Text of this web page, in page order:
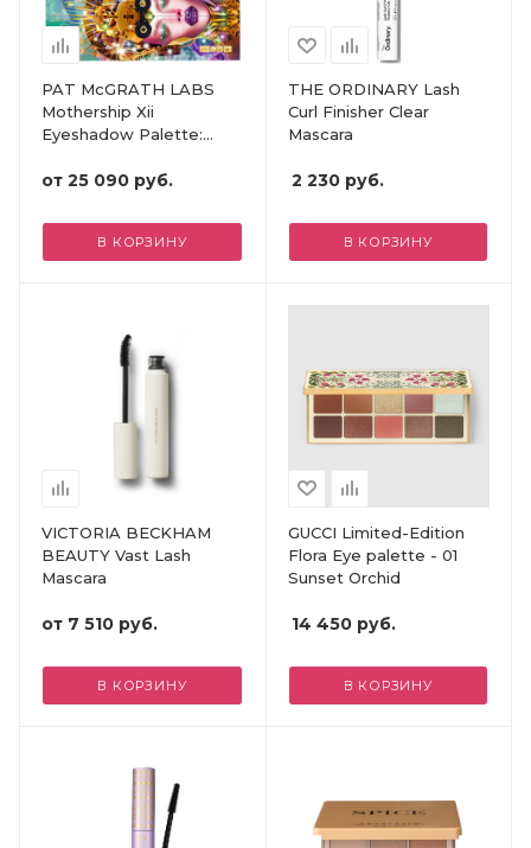
PAT McGRATH LABS
Mothership Xii
Eyeshadow Palette:
от 25 090 руб.
В КОРЗИНУ
THE ORDINARY Lash
Curl Finisher Clear
Mascara
2 230руб.
В КОРЗИНУ
VICTORIA BECKHAM
BEAUTY Vast Lash
Mascara
от 7 510 руб.
В КОРЗИНУ
GUCCI Limited-Edition
Flora Eye palette - 01
Sunset Orchid
14 450руб.
В КОРЗИНУ